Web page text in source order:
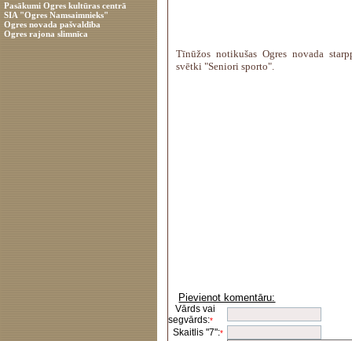
Pasākumi Ogres kultūras centrā
SIA "Ogres Namsaimnieks"
Ogres novada pašvaldība
Ogres rajona slimnīca
Tīnūžos notikušas Ogres novada
svētki "Seniori sporto".
Pievienot komentāru:
Vārds vai
segvārds:*
Skaitlis "7":*